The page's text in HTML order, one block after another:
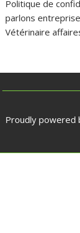
Politique de
parlons entreprise
Vétérinaire
Proudly powered